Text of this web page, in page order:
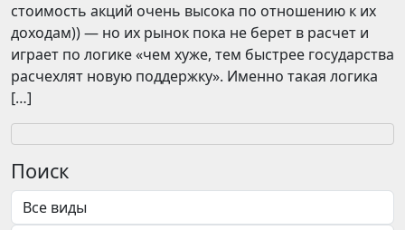
стоимость акций очень высока по отношению к их
доходам)) — но их рынок пока не берет в расчет и
играет по логике «чем хуже, тем быстрее государства
расчехлят новую поддержку». Именно такая логика
[…]
Поиск